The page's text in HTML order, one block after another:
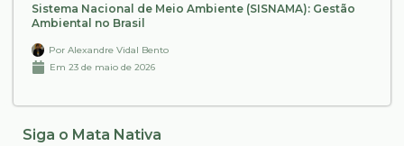
Sistema Nacional de Meio Ambiente (SISNAMA): Gestão
Ambiental no Brasil
Por Alexandre Vidal Bento
Em 23 de maio de 2026
Siga o Mata Nativa